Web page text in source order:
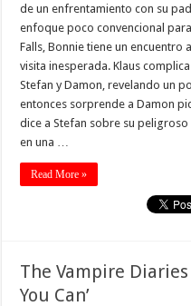
de un enfrentamiento con su
enfoque poco convencional
Falls, Bonnie tiene un
visita inesperada. Klaus
Stefan y Damon, revelando un
entonces sorprende a Damon
dice a Stefan sobre su
en una …
Read More »
The Vampire
You Can’